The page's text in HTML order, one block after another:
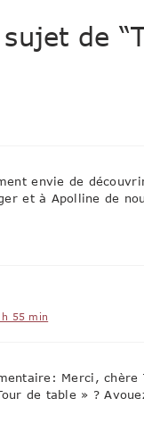
de
envie de
et à Apolline de
55 min
Merci, chère
de table » ?